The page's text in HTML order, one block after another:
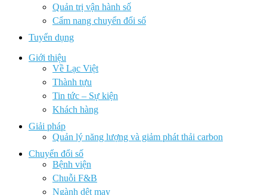
Quản trị vận hành số
Cẩm nang chuyển đổi số
Tuyển dụng
Giới thiệu
Về Lạc Việt
Thành tựu
Tin tức – Sự kiện
Khách hàng
Giải pháp
Quản lý năng lượng và giảm phát thải carbon
Chuyển đổi số
Bệnh viện
Chuỗi F&B
Ngành dệt may